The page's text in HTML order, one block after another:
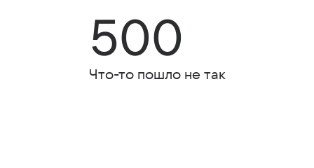
500
Что-то пошло не так